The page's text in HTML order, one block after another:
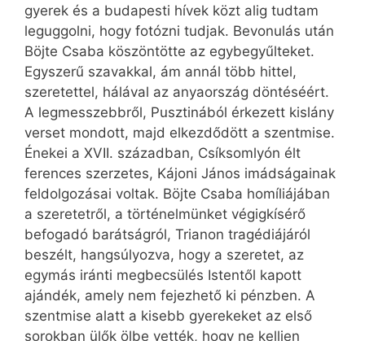
gyerek és a budapesti hívek közt alig tudtam
leguggolni, hogy fotózni tudjak. Bevonulás után
Böjte Csaba köszöntötte az egybegyűlteket.
Egyszerű szavakkal, ám annál több hittel,
szeretettel, hálával az anyaország döntéséért.
A legmesszebbről, Pusztinából érkezett kislány
verset mondott, majd elkezdődött a szentmise.
Énekei a XVII. században, Csíksomlyón élt
ferences szerzetes, Kájoni János imádságainak
feldolgozásai voltak. Böjte Csaba homíliájában
a szeretetről, a történelmünket végigkísérő
befogadó barátságról, Trianon tragédiájáról
beszélt, hangsúlyozva, hogy a szeretet, az
egymás iránti megbecsülés Istentől kapott
ajándék, amely nem fejezhető ki pénzben. A
szentmise alatt a kisebb gyerekeket az első
sorokban ülők ölbe vették, hogy ne kelljen